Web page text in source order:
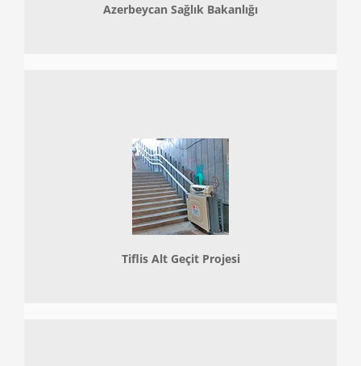
Azerbeycan Sağlık Bakanlığı
Tiflis Alt Geçit Projesi